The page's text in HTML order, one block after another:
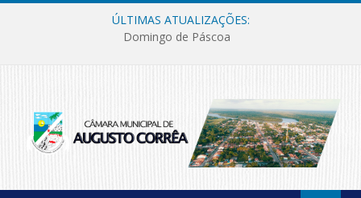
ÚLTIMAS ATUALIZAÇÕES:
Domingo de Páscoa